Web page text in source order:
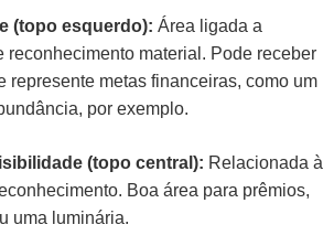
(topo esquerdo): Área ligada a
reconhecimento material. Pode receber
represente metas financeiras, como um
por exemplo.
(topo central): Relacionada à
Boa área para prêmios,
uma luminária.